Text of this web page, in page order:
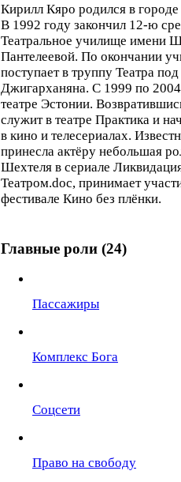
Кирилл Кяро родился в
В 1992 году закончил 12-ю
Театральное училище имени
Пантелеевой. По окончании
поступает в труппу Театра
Джигарханяна. С 1999 по 2004
театре Эстонии.
служит в театре Практика и
в кино и телесериалах.
принесла актёру небольшая
Шехтеля в сериале
Театром.doc, принимает
фестивале Кино без плёнки.
Главные роли (24)
Пассажиры
Комплекс Бога
Соцсети
Право на свободу